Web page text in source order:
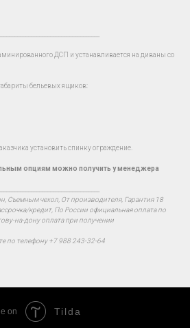
ДСП и устанавливается на диваны со
бельевых ящиков:
установить спинку ограждение.
опциям можно получить у менеджера
Съемным чехол, От производителя, Гарантия 18
кредит, По России официальная оплата по
на-дону оплата при получении
по телефону +7 988 243-32-64
on Tilda